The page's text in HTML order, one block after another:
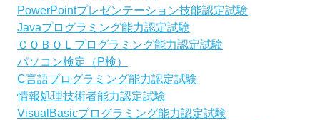
PowerPointプレゼンテーション技能認定試験
Javaプログラミング能力認定試験
ＣＯＢＯＬプログラミング能力認定試験
パソコン検定（P検）
C言語プログラミング能力認定試験
情報処理技術者能力認定試験
VisualBasicプログラミング能力認定試験